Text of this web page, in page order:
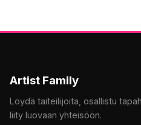
Artist Family
Löydä taiteilijoita, osallistu
liity luovaan yhteisöön.